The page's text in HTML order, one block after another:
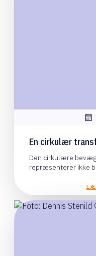
En cirkulær
Den cirkulære
repræsenterer ikke